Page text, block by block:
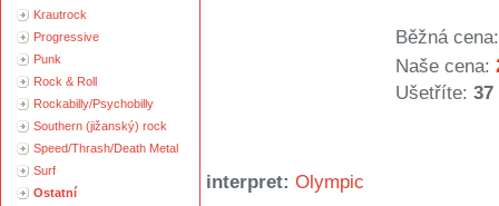
Krautrock
Progressive
Punk
Rock & Roll
Rockabilly/Psychobilly
Southern (jižanský) rock
Speed/Thrash/Death Metal
Surf
Ostatní
Běžná cena:
Naše cena:
Ušetříte: 37
interpret: Olympic